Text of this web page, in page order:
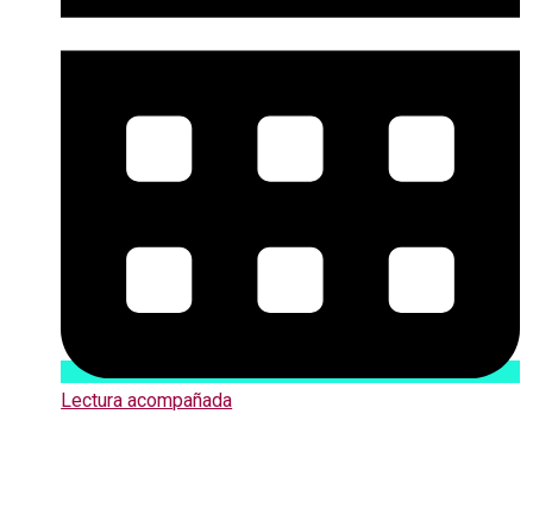
Lectura acompañada